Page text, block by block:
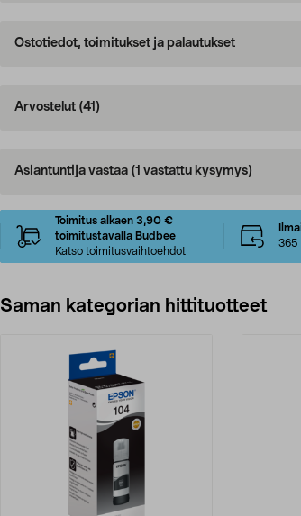
Ostotiedot, toimitukset ja palautukset
Arvostelut (41)
Asiantuntija vastaa (1 vastattu kysymys)
Toimitus alkaen 3,90 €
toimitustavalla Budbee
Katso toimitusvaihtoehdot
365
Saman kategorian hittituotteet